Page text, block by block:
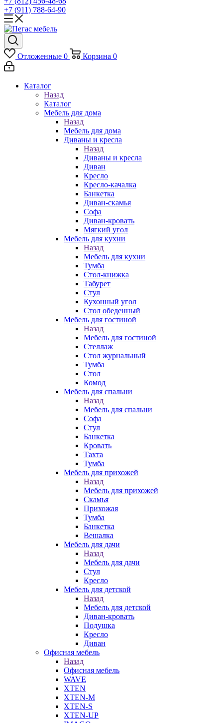
+7 (911) 788-64-90
Отложенные 0 Корзина 0
Каталог
Назад
Каталог
Мебель для дома
Назад
Мебель для дома
Диваны и кресла
Назад
Диваны и кресла
Диван
Кресло
Кресло-качалка
Банкетка
Диван-скамья
Софа
Диван-кровать
Мягкий угол
Мебель для кухни
Назад
Мебель для кухни
Тумба
Стол-книжка
Табурет
Стул
Кухонный угол
Стол обеденный
Мебель для гостиной
Назад
Мебель для гостиной
Стеллаж
Стол журнальный
Тумба
Стол
Комод
Мебель для спальни
Назад
Мебель для спальни
Софа
Стул
Банкетка
Кровать
Тахта
Тумба
Мебель для прихожей
Назад
Мебель для прихожей
Скамья
Прихожая
Тумба
Банкетка
Вешалка
Мебель для дачи
Назад
Мебель для дачи
Стул
Кресло
Мебель для детской
Назад
Мебель для детской
Диван-кровать
Подушка
Кресло
Диван
Офисная мебель
Назад
Офисная мебель
WAVE
XTEN
XTEN-M
XTEN-S
XTEN-UP